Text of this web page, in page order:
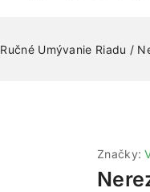
Ručné Umývanie Riadu /
Značky: